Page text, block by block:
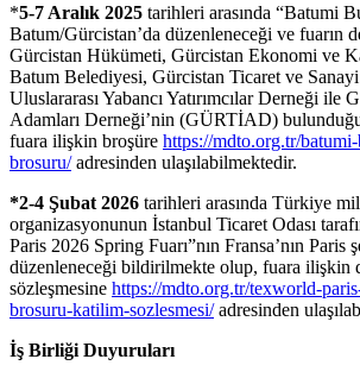
*5-7 Aralık 2025 tarihleri arasında “Batumi
Batum/Gürcistan’da düzenleneceği ve fuarın
Gürcistan Hükümeti, Gürcistan Ekonomi ve
Batum Belediyesi, Gürcistan Ticaret ve Sanayi
Uluslararası Yabancı Yatırımcılar Derneği ile
Adamları Derneği’nin (GÜRTİAD)
fuara ilişkin broşüre https://mdto.org.tr/
brosuru/adresinden ulaşılabilmektedir.
*2-4 Şubat 2026 tarihleri arasında Türkiye
organizasyonunun İstanbul Ticaret Odası
Paris 2026 Spring Fuarı”nın Fransa’nın Paris
düzenleneceği bildirilmekte olup, fuara ilişkin
sözleşmesine https://mdto.org.tr/texworld-
brosuru-katilim-sozlesmesi/adresinden
İş Birliği Duyuruları